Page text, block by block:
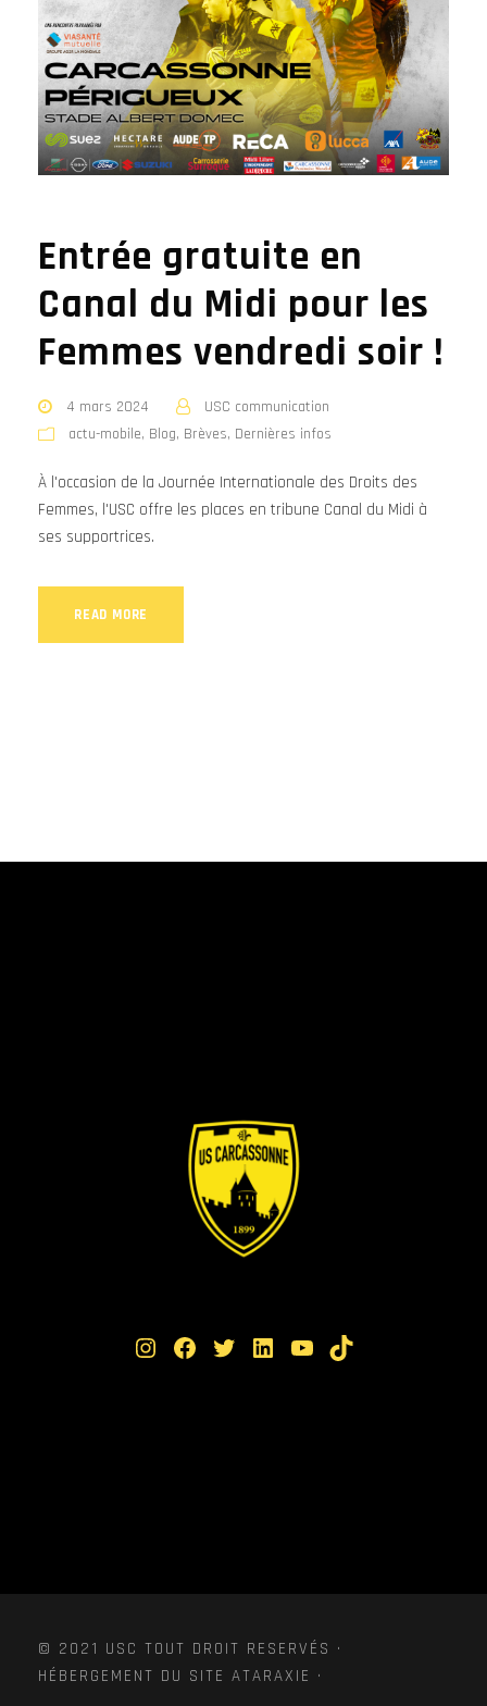
Entrée gratuite en
Canal du Midi pour les
Femmes vendredi soir !
4 mars 2024
USC communication
actu-mobile, Blog, Brèves, Dernières infos
À l'occasion de la Journée Internationale des Droits des
Femmes, l'USC offre les places en tribune Canal du Midi à
ses supportrices.
READ MORE
Instagram Facebook Twitter LinkedIn YouTube TikTok
© 2021 USC TOUT DROIT RESERVÉS ·
HÉBERGEMENT DU SITE ATARAXIE ·